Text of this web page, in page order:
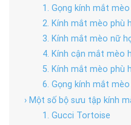
1. Gọng kính mắt
2. Kính mắt mèo phù
3. Kính mắt mèo nữ
4. Kính cận mắt mèo
5. Kính mắt mèo phù
6. Gọng kính mắt
› Một số bộ sưu tập kính
1. Gucci Tortoise